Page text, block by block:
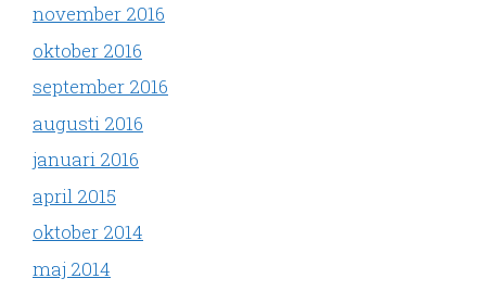
november 2016
oktober 2016
september 2016
augusti 2016
januari 2016
april 2015
oktober 2014
maj 2014